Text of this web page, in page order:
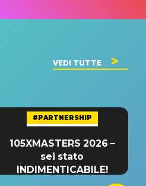
VEDI TUTTE
#PARTNERSHIP
105XMASTERS 2026 –
sei stato
INDIMENTICABILE!